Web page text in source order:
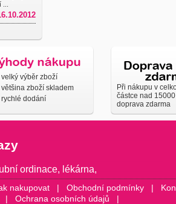
velký výběr zboží
většina zboží skladem
rychlé dodání
Při nákupu v
částce nad
doprava zdarma
ordinace, lékárna,
nakupovat | Obchodní podmínky |
| Ochrana osobních údajů |